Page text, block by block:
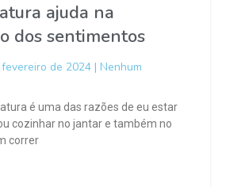
ajuda na
dos sentimentos
de 2024
Nenhum
é uma das razões de eu estar
cozinhar no jantar e também no
correr